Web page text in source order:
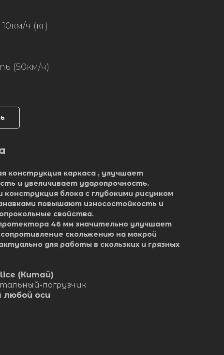
ч (кг)
(50км/ч)
конструкция каркаса , улучшает
и увеличивает ударопрочность.
конструкция блока с глубокими рисунком
повышают износостойкость и
свойства.
46 мм значительно улучшает
скольжению на мокрой
для работы в скользких и грязных
(Китай)
погрузчик
любой оси